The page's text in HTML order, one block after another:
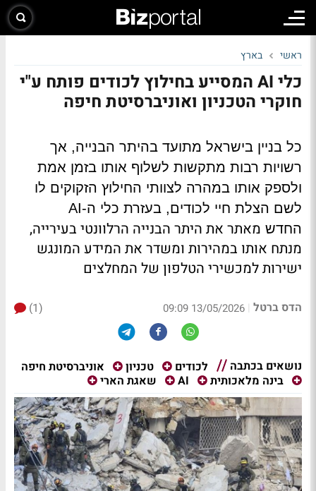
ראשי בארץ
כלי AI המסייע בחילוץ לכודים פותח ע"י
חוקרי הטכניון ואוניברסיטת חיפה
כל בניין בישראל מתועד בהיתר הבנייה, אך
רשויות רבות מתקשות לשלוף אותו בזמן אמת
ולספק אותו במהרה לצוותי החילוץ הזקוקים לו
לשם הצלת חיי לכודים, בעזרת כלי ה-AI
החדש מאתר את היתר הבנייה הרלוונטי בעירייה,
מנתח אותו במהירות ומשדר את המידע המונגש
ישירות למכשירי הטלפון של המחלצים
הדס ברטל |
13/05/2026 09:09
(1)
נושאים בכתבה לכודים טכניון
אוניברסיטת חיפה
בינה מלאכותית
AI שאגת הארי